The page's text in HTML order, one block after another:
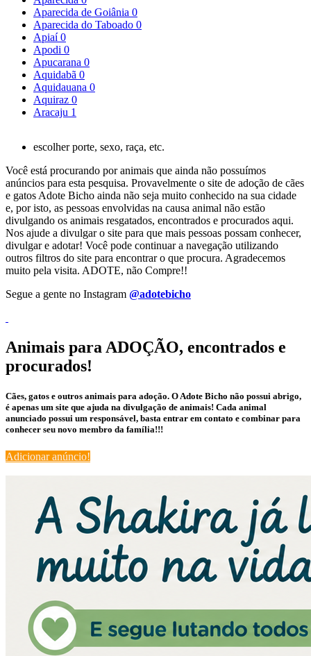
Aparecida de Goiânia 0
Aparecida do Taboado 0
Apiaí0
Apodi 0
Apucarana 0
Aquidabã 0
Aquidauana 0
Aquiraz 0
Aracaju 1
escolher porte, sexo, raça, etc.
Você está procurando por animais que ainda não possuímos
anúncios para esta pesquisa. Provavelmente o site de adoção de cães
e gatos Adote Bicho ainda não seja muito conhecido na sua cidade
e, por isto, as pessoas envolvidas na causa animal não estão
divulgando os animais resgatados, encontrados e procurados aqui.
Nos ajude a divulgar o site para que mais pessoas possam conhecer,
divulgar e adotar! Você pode continuar a navegação utilizando
outros filtros do site para encontrar o que procura. Agradecemos
muito pela visita. ADOTE, não Compre!!
Segue a gente no Instagram @adotebicho
Animais para ADOÇÃO, encontrados e
procurados!
Cães, gatos e outros animais para adoção. O Adote Bicho não possui abrigo,
é apenas um site que ajuda na divulgação de animais! Cada animal
anunciado possui um responsável, basta entrar em contato e combinar para
conhecer seu novo membro da família!!!
Adicionar anúncio!